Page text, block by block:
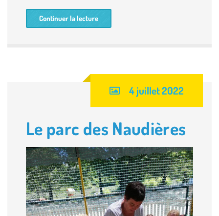
Continuer la lecture
4 juillet 2022
Le parc des Naudières